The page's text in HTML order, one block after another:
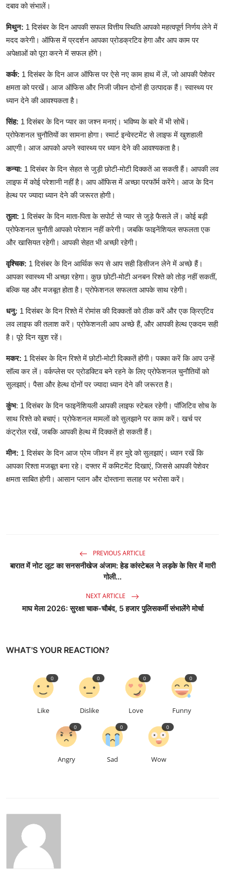
दबाव को संभालें।
मिथुन: 1 दिसंबर के दिन आपकी सफल वित्तीय स्थिति आपको महत्वपूर्ण निर्णय लेने में
मदद करेगी। ऑफिस में प्रदर्शन आपका प्रोडक्रटिव हेगा और आप काम पर
अपेक्षाओं को पूरा करने में सफल होंगे।
कर्क: 1 दिसंबर के दिन आज ऑफिस पर ऐसे नए काम हाथ में लें, जो आपकी पेशेवर
क्षमता को परखें। आज ऑफिस और निजी जीवन दोनों ही उत्पादक हैं। स्वास्थ्य पर
ध्यान देने की आवश्यकता है।
सिंह: 1 दिसंबर के दिन प्यार का जश्न मनाएं। भविष्य के बारे में भी सोचें।
प्रोफेशनल चुनौतियों का सामना होगा। स्मार्ट इन्वेस्टमेंट से लाइफ में खुशहाली
आएगी। आज आपको अपने स्वास्थ्य पर ध्यान देने की आवश्यकता है।
कन्या: 1 दिसंबर के दिन सेहत से जुड़ी छोटी-मोटी दिक्कतें आ सकती हैं। आपकी लव
लाइफ में कोई परेशानी नहीं है। आप ऑफिस में अच्छा परफॉर्म करेंगे। आज के दिन
हेल्थ पर ज्यादा ध्यान देने की जरूरत होगी।
तुला: 1 दिसंबर के दिन माता-पिता के सपोर्ट से प्यार से जुड़े फैसले लें। कोई बड़ी
प्रोफेशनल चुनौती आपको परेशान नहीं करेगी। जबकि फाइनेंशियल सफलता एक
और खासियत रहेगी। आपकी सेहत भी अच्छी रहेगी।
वृश्चिक: 1 दिसंबर के दिन आर्थिक रूप से आप सही डिसीजन लेने में अच्छे हैं।
आपका स्वास्थ्य भी अच्छा रहेगा। कुछ छोटी-मोटी अनबन रिश्ते को तोड़ नहीं सकतीं,
बल्कि यह और मजबूत होता है। प्रोफेशनल सफलता आपके साथ रहेगी।
धनु: 1 दिसंबर के दिन रिश्ते में रोमांस की दिक्कतों को ठीक करें और एक क्रिएटिव
लव लाइफ की तलाश करें। प्रोफेशनली आप अच्छे हैं, और आपकी हेल्थ एकदम सही
है। पूरे दिन खुश रहें।
मकर: 1 दिसंबर के दिन रिश्ते में छोटी-मोटी दिक्कतें होंगी। पक्का करें कि आप उन्हें
सॉल्व कर लें। वर्कप्लेस पर प्रोडक्टिव बने रहने के लिए प्रोफेशनल चुनौतियों को
सुलझाएं। पैसा और हेल्थ दोनों पर ज्यादा ध्यान देने की जरूरत है।
कुंभ: 1 दिसंबर के दिन फाइनेंशियली आपकी लाइफ स्टेबल रहेगी। पॉजिटिव सोच के
साथ रिश्ते को बचाएं। प्रोफेशनल मामलों को सुलझाने पर काम करें। खर्च पर
कंट्रोल रखें, जबकि आपकी हेल्थ में दिक्कतें हो सकती हैं।
मीन: 1 दिसंबर के दिन आज प्रेम जीवन में हर मुद्दे को सुलझाएं। ध्यान रखें कि
आपका रिश्ता मजबूत बना रहे। दफ्तर में कमिटमेंट दिखाएं, जिससे आपकी पेशेवर
क्षमता साबित होगी। आसान प्लान और दोस्ताना सलाह पर भरोसा करें।
PREVIOUS ARTICLE
बारात में नोट लूट का सनसनीखेज अंजाम: हेड कांस्टेबल ने लड़के के सिर में मारी
गोली...
NEXT ARTICLE
माघ मेला 2026: सुरक्षा चाक-चौबंद, 5 हजार पुलिसकर्मी संभालेंगे मोर्चा
WHAT'S YOUR REACTION?
Like
0
Dislike
0
Love
0
Funny
0
Angry
0
Sad
0
Wow
0